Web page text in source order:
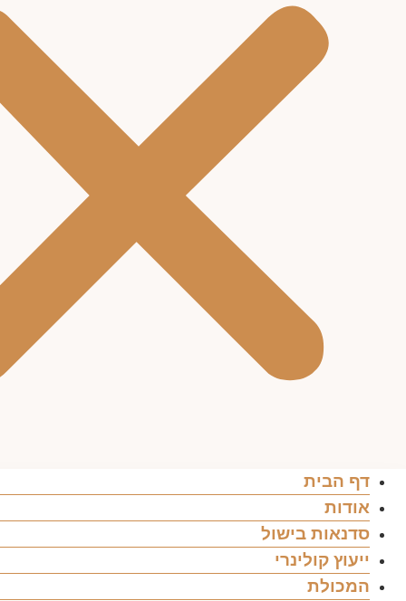
דף הבית
אודות
סדנאות בישול
ייעוץ קולינרי
המכולת